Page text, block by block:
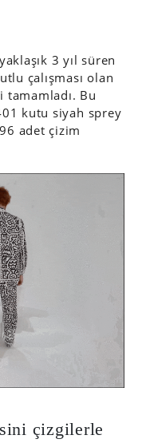
3 yıl süren
çalışması olan
Bu
kutu siyah sprey
adet çizim
çizgilerle